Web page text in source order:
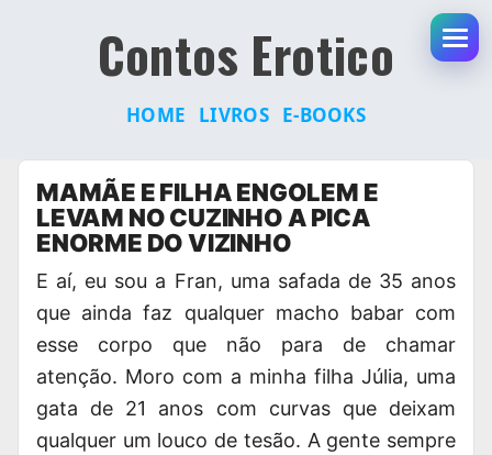
Contos Erotico
HOME LIVROS E-BOOKS
Pular
para
conteúdo
MAMÃE E FILHA ENGOLEM E
LEVAM NO CUZINHO A PICA
ENORME DO VIZINHO
E aí, eu sou a Fran, uma safada de 35 anos
que ainda faz qualquer macho babar com
esse corpo que não para de chamar
atenção. Moro com a minha filha Júlia, uma
gata de 21 anos com curvas que deixam
qualquer um louco de tesão. A gente sempre